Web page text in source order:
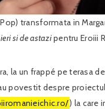
transformata in
si de astazipentru Eroiii
la un frappé pe terasa de
povestit despre proiectul
) la care